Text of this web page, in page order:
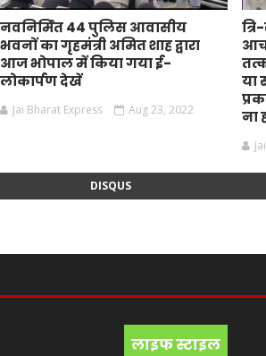
नवनिर्मित 44 पुलिस आवासीय
भवनों का गृहमंत्री अमित शाह द्वारा
आज भोपाल में किया गया ई-
लोकार्पण देखें
Jai Bharat Express Aug 23, 2022
या
ना
DISQUS
लाइफ स्टाइल